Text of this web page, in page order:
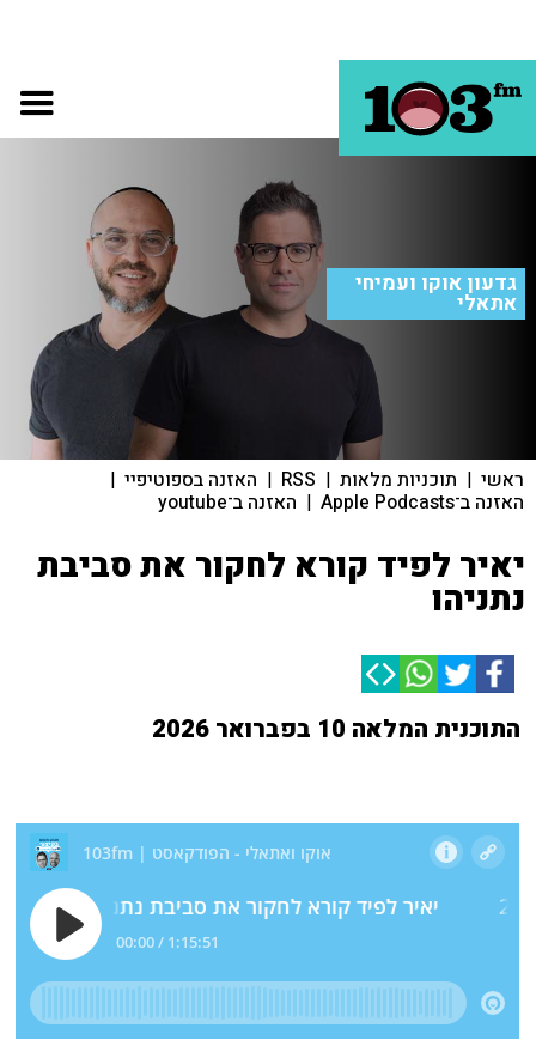
גדעון אוקו ועמיחי
אתאלי
ראשי | תוכניות מלאות |
RSS
| האזנה בספוטיפיי |
האזנה ב־Apple Podcasts | האזנה ב־youtube
יאיר לפיד קורא לחקור את סביבת
נתניהו
התוכנית המלאה 10 בפברואר 2026